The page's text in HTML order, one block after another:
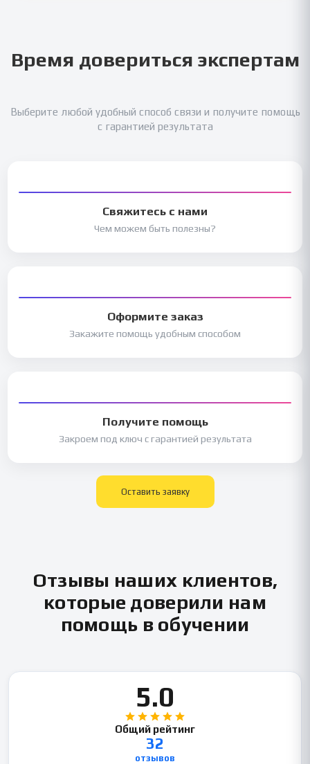
Время довериться экспертам
Выберите любой удобный способ связи и получите помощь
с гарантией результата
Свяжитесь с нами
Чем можем быть полезны?
Оформите заказ
Закажите помощь удобным способом
Получите помощь
Закроем под ключ с гарантией результата
Оставить заявку
Отзывы наших клиентов,
которые доверили нам
помощь в обучении
5.0
Общий рейтинг
32
отзывов